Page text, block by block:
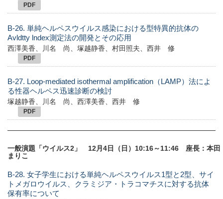
PDF
B-26. 単純ヘルペスウイルス感染における型特異的抗体の
Avldtty lndex測定法の開発とその応用
西澤美香、川名 尚、塚越静香、村田照夫、西井 修
PDF
B-27. Loop-mediated isothermal amplification（LAMP）法によ
る性器ヘルペス迅速診断の検討
塚越静香、川名 尚、西澤美香、西井 修
PDF
一般演題「ウイルス2」 12月4日（日）10:16～11:46 座長：本田
まりこ
B-28. 女子学生における単純ヘルペスウイルス1型と2型、サイ
トメガロウイルス、クラミジア・トラコマチスに対する抗体
保有率について